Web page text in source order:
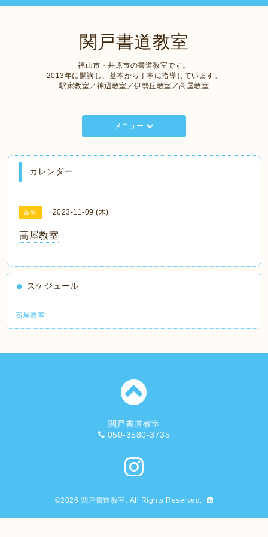
関戸書道教室
福山市・井原市の書道教室です。
2013年に開講し、基本から丁寧に指導しています。
駅家教室／神辺教室／伊勢丘教室／高屋教室
メニュー
カレンダー
高屋 2023-11-09 (木)
高屋教室
スケジュール
高屋教室
関戸書道教室
050-3580-3735
©2026 関戸書道教室. All Rights Reserved.